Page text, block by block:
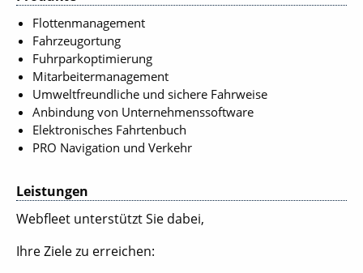
Flottenmanagement
Fahrzeugortung
Fuhrparkoptimierung
Mitarbeitermanagement
Umweltfreundliche und sichere Fahrweise
Anbindung von Unternehmenssoftware
Elektronisches Fahrtenbuch
PRO Navigation und Verkehr
Leistungen
Webfleet unterstützt Sie dabei,
Ihre Ziele zu erreichen: